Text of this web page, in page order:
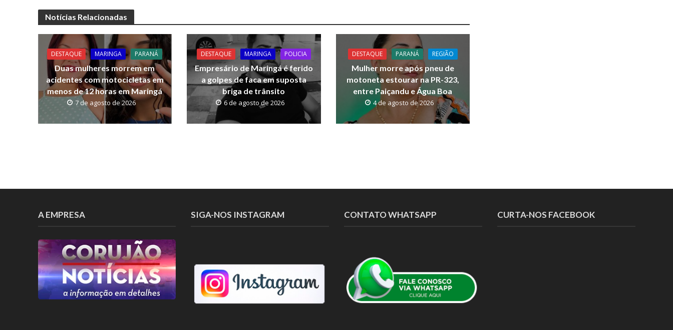
e
b
o
o
k
s
A
p
p
y
Li
n
k
Notícias Relacionadas
DESTAQUE MARINGA PARANÁ
Duas mulheres morrem em
acidentes com motocicletas em
menos de 12 horas em Maringá
7 de agosto de 2026
DESTAQUE MARINGA POLICIA
Empresário de Maringá é ferido
a golpes de faca em suposta
briga de trânsito
6 de agosto de 2026
DESTAQUE PARANÁ REGIÃO
Mulher morre após pneu de
motoneta estourar na PR-323,
entre Paiçandu e Água Boa
4 de agosto de 2026
A EMPRESA SIGA-NOS INSTAGRAM CONTATO WHATSAPP CURTA-NOS FACEBOOK